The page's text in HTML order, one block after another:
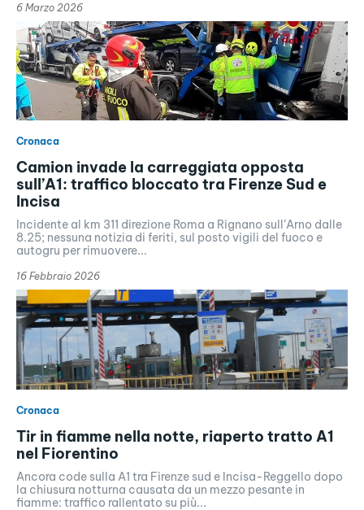
6 Marzo 2026
Cronaca
Camion invade la carreggiata opposta
sull’A1: traffico bloccato tra Firenze Sud e
Incisa
Incidente al km 311 direzione Roma a Rignano sull’Arno dalle
8.25; nessuna notizia di feriti, sul posto vigili del fuoco e
autogru per rimuovere...
16 Febbraio 2026
Cronaca
Tir in fiamme nella notte, riaperto tratto A1
nel Fiorentino
Ancora code sulla A1 tra Firenze sud e Incisa-Reggello dopo
la chiusura notturna causata da un mezzo pesante in
fiamme: traffico rallentato su più...